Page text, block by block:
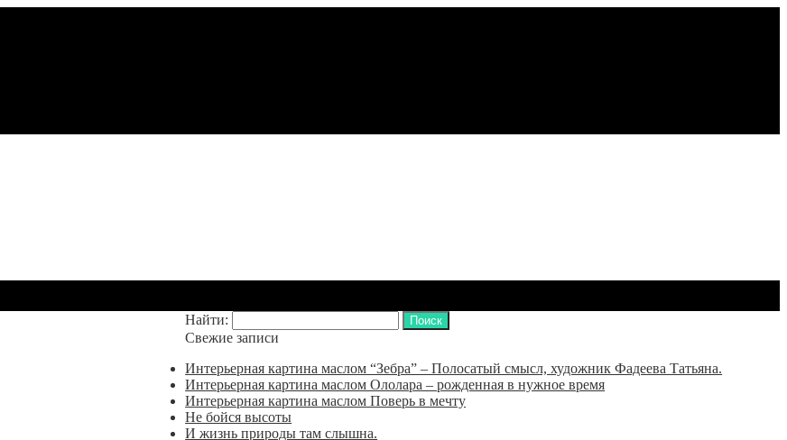
Найти:
Свежие записи
Интерьерная картина маслом “Зебра” – Полосатый смысл, художник Фадеева Татьяна.
Интерьерная картина маслом Ололара – рожденная в нужное время
Интерьерная картина маслом Поверь в мечту
Не бойся высоты
И жизнь природы там слышна.